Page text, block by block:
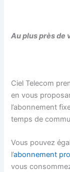
Au plus près de
Ciel Telecom
en vous
l’abonnement
temps de
Vous pouvez
l’abonnement
vous